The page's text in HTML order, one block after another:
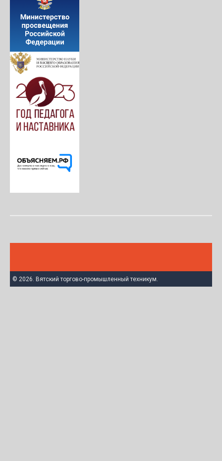
© 2026. Вятский торгово-промышленный техникум.